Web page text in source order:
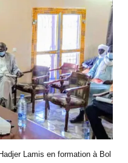
Lamis en formation à Bol